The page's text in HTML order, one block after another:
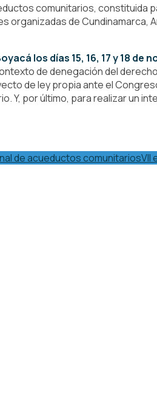
comunitarios, constituida
de Cundinamarca,
los días 15, 16, 17 y 18 de
de denegación del
de ley propia ante el
Y, por último, para realizar un
de acueductos comunitariosVII